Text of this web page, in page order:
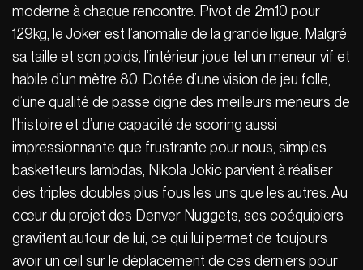
moderne à chaque rencontre. Pivot de 2m10 pour
129kg, le Joker est l’anomalie de la grande ligue. Malgré
sa taille et son poids, l’intérieur joue tel un meneur vif et
habile d’un mètre 80. Dotée d’une vision de jeu folle,
d’une qualité de passe digne des meilleurs meneurs de
l’histoire et d’une capacité de scoring aussi
impressionnante que frustrante pour nous, simples
basketteurs lambdas, Nikola Jokic parvient à réaliser
des triples doubles plus fous les uns que les autres. Au
cœur du projet des Denver Nuggets, ses coéquipiers
gravitent autour de lui, ce qui lui permet de toujours
avoir un œil sur le déplacement de ces derniers pour